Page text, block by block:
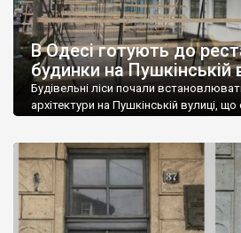
В Одесі готують до
будинки на Пушкінській
Будівельні ліси почали
архітектури на Пушкінській вулиці,
та покрівельні ремонтні роботи,
виграла компанія «СК-Омега». Це ж
склади Рабиновича на розі